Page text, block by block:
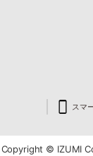
スマ
Copyright © IZUMI